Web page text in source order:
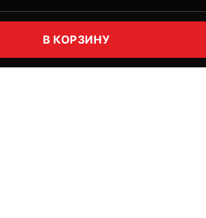
В КОРЗИНУ
Корзина Избранное